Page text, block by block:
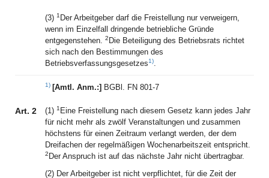
(3) 1 Der Arbeitgeber darf die Freistellung nur verweigern,
wenn im Einzelfall dringende betriebliche Gründe
entgegenstehen. 2 Die Beteiligung des Betriebsrats richtet
sich nach den Bestimmungen des
Betriebsverfassungsgesetzes1).
1) [Amtl. Anm.:] BGBl. FN 801-7
Art. 2 (1) 1 Eine Freistellung nach diesem Gesetz kann jedes Jahr
für nicht mehr als zwölf Veranstaltungen und zusammen
höchstens für einen Zeitraum verlangt werden, der dem
Dreifachen der regelmäßigen Wochenarbeitszeit entspricht.
2 Der Anspruch ist auf das nächste Jahr nicht übertragbar.
(2) Der Arbeitgeber ist nicht verpflichtet, für die Zeit der